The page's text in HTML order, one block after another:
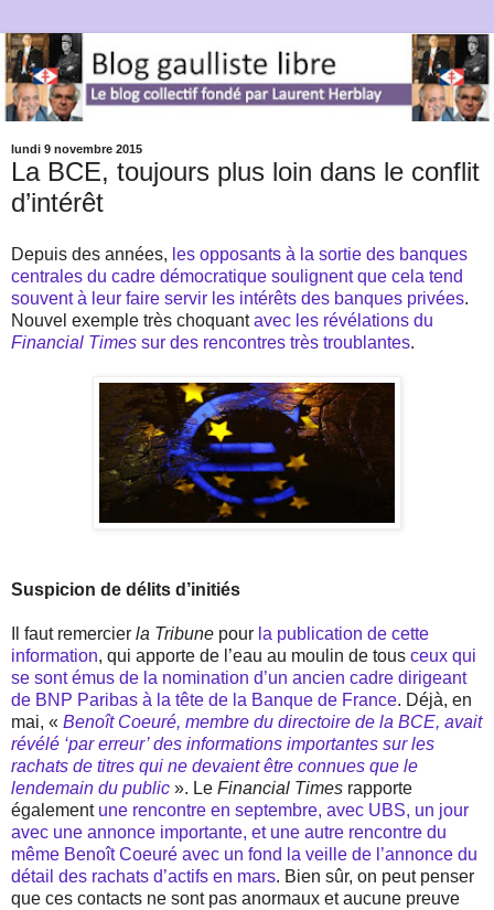
lundi 9 novembre 2015
La BCE, toujours plus loin dans le conflit
d’intérêt
Depuis des années, les opposants à la sortie des banques
centrales du cadre démocratique soulignent que cela tend
souvent à leur faire servir les intérêts des banques privées.
Nouvel exemple très choquantavec les révélations du
Financial Times sur des rencontres très troublantes.
Suspicion de délits d’initiés
Il faut remercier la Tribune pour la publication de cette
information, qui apporte de l’eau au moulin de tous ceux qui
se sont émus de la nomination d’un ancien cadre dirigeant
de BNP Paribas à la tête de la Banque de France. Déjà, en
mai, « Benoît Coeuré, membre du directoire de la BCE, avait
révélé ‘par erreur’ des informations importantes sur les
rachats de titres qui ne devaient être connues que le
lendemain du public ». Le Financial Times rapporte
également une rencontre en septembre, avec UBS, un jour
avec une annonce importante, et une autre rencontre du
même Benoît Coeuré avec un fond la veille de l’annonce du
détail des rachats d’actifs en mars. Bien sûr, on peut penser
que ces contacts ne sont pas anormaux et aucune preuve